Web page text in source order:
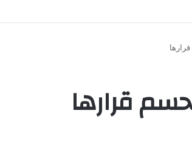
قرارها